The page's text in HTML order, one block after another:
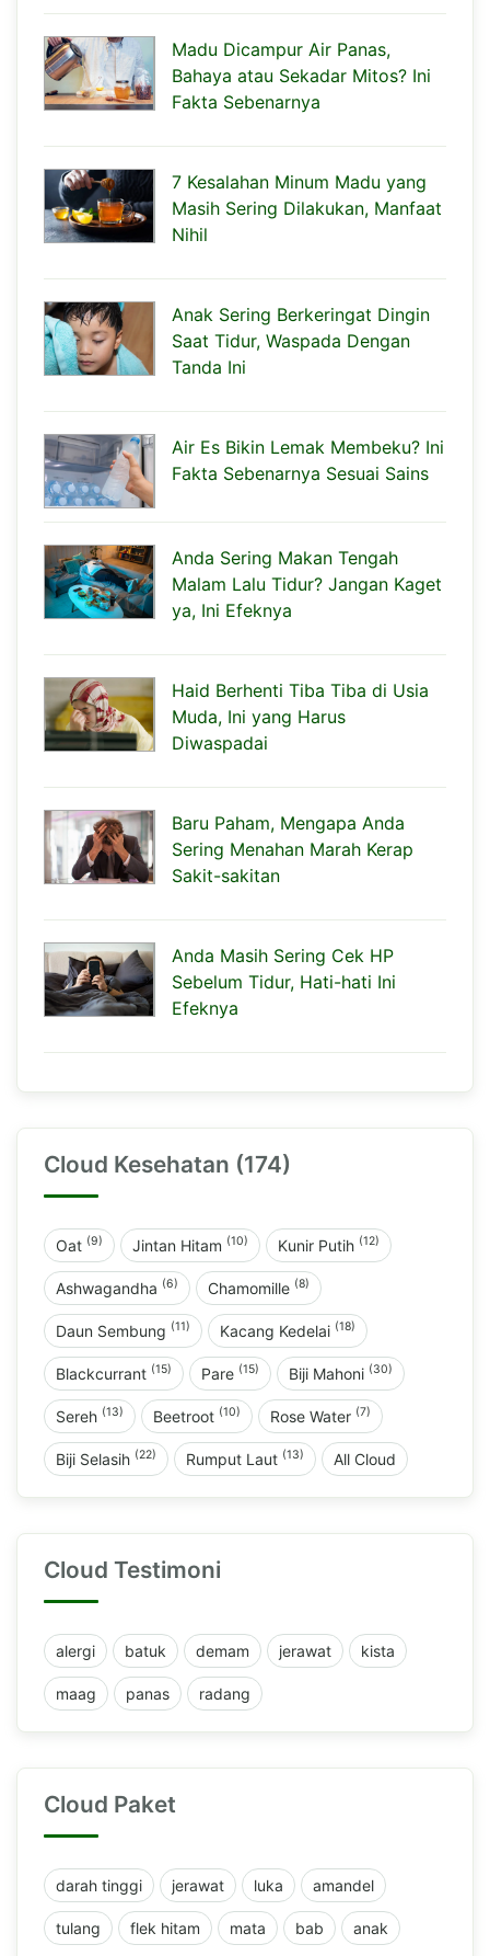
Madu Dicampur Air Panas,
Bahaya atau Sekadar Mitos? Ini
Fakta Sebenarnya
7 Kesalahan Minum Madu yang
Masih Sering Dilakukan, Manfaat
Nihil
Anak Sering Berkeringat Dingin
Saat Tidur, Waspada Dengan
Tanda Ini
Air Es Bikin Lemak Membeku? Ini
Fakta Sebenarnya Sesuai Sains
Anda Sering Makan Tengah
Malam Lalu Tidur? Jangan Kaget
ya, Ini Efeknya
Haid Berhenti Tiba Tiba di Usia
Muda, Ini yang Harus
Diwaspadai
Baru Paham, Mengapa Anda
Sering Menahan Marah Kerap
Sakit-sakitan
Anda Masih Sering Cek HP
Sebelum Tidur, Hati-hati Ini
Efeknya
Cloud Kesehatan (174)
Oat (9) Jintan Hitam (10) Kunir Putih (12)
Ashwagandha (6) Chamomille (8)
Daun Sembung (11) Kacang Kedelai (18)
Blackcurrant (15) Pare (15) Biji Mahoni (30)
Sereh (13) Beetroot (10) Rose Water (7)
Biji Selasih (22) Rumput Laut (13) All Cloud
Cloud Testimoni
alergi batuk demam jerawat kista
maag panas radang
Cloud Paket
darah tinggi jerawat luka amandel
tulang flek hitam mata bab anak